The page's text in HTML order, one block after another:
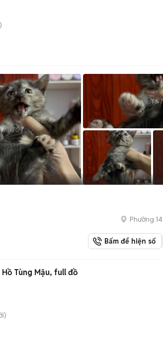
Phường 14
Bấm để hiện số
Tùng Mậu, full đồ